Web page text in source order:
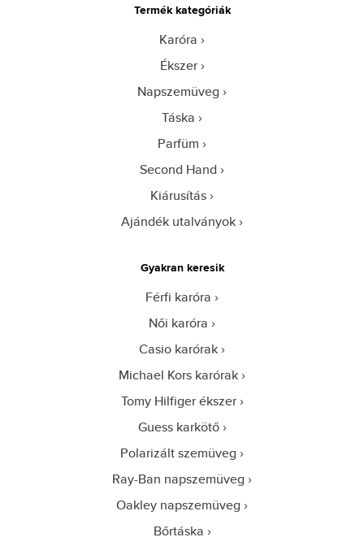
Termék kategóriák
Karóra
Ékszer
Napszemüveg
Táska
Parfüm
Second Hand
Kiárusítás
Ajándék utalványok
Gyakran keresik
Férfi karóra
Női karóra
Casio karórak
Michael Kors karórak
Tomy Hilfiger ékszer
Guess karkötő
Polarizált szemüveg
Ray-Ban napszemüveg
Oakley napszemüveg
Bőrtáska